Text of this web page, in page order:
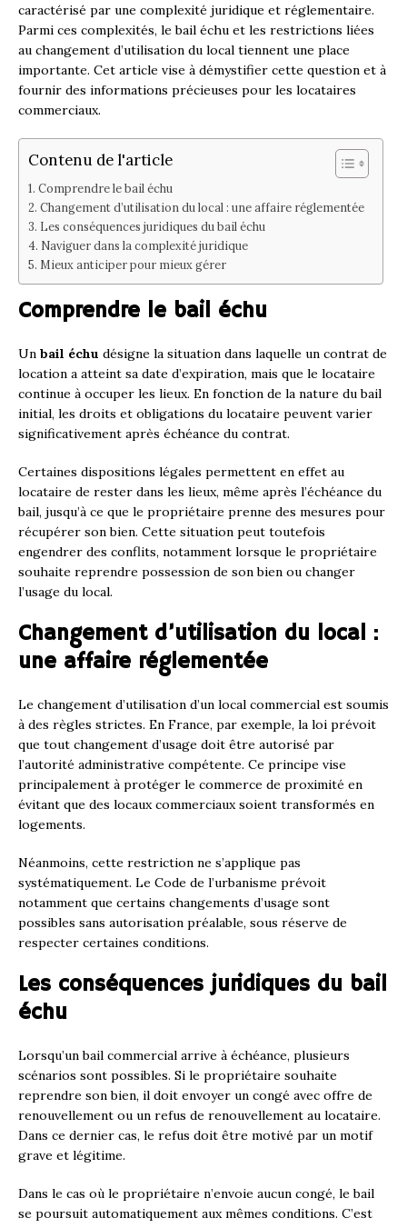
caractérisé par une complexité juridique et réglementaire.
Parmi ces complexités, le bail échu et les restrictions liées
au changement d’utilisation du local tiennent une place
importante. Cet article vise à démystifier cette question et à
fournir des informations précieuses pour les locataires
commerciaux.
Contenu de l'article
Comprendre le bail échu
Changement d’utilisation du local : une affaire réglementée
Les conséquences juridiques du bail échu
Naviguer dans la complexité juridique
Mieux anticiper pour mieux gérer
Comprendre le bail échu
Un bail échu désigne la situation dans laquelle un contrat de
location a atteint sa date d’expiration, mais que le locataire
continue à occuper les lieux. En fonction de la nature du bail
initial, les droits et obligations du locataire peuvent varier
significativement après échéance du contrat.
Certaines dispositions légales permettent en effet au
locataire de rester dans les lieux, même après l’échéance du
bail, jusqu’à ce que le propriétaire prenne des mesures pour
récupérer son bien. Cette situation peut toutefois
engendrer des conflits, notamment lorsque le propriétaire
souhaite reprendre possession de son bien ou changer
l’usage du local.
Changement d’utilisation du local :
une affaire réglementée
Le changement d’utilisation d’un local commercial est soumis
à des règles strictes. En France, par exemple, la loi prévoit
que tout changement d’usage doit être autorisé par
l’autorité administrative compétente. Ce principe vise
principalement à protéger le commerce de proximité en
évitant que des locaux commerciaux soient transformés en
logements.
Néanmoins, cette restriction ne s’applique pas
systématiquement. Le Code de l’urbanisme prévoit
notamment que certains changements d’usage sont
possibles sans autorisation préalable, sous réserve de
respecter certaines conditions.
Les conséquences juridiques du bail
échu
Lorsqu’un bail commercial arrive à échéance, plusieurs
scénarios sont possibles. Si le propriétaire souhaite
reprendre son bien, il doit envoyer un congé avec offre de
renouvellement ou un refus de renouvellement au locataire.
Dans ce dernier cas, le refus doit être motivé par un motif
grave et légitime.
Dans le cas où le propriétaire n’envoie aucun congé, le bail
se poursuit automatiquement aux mêmes conditions. C’est